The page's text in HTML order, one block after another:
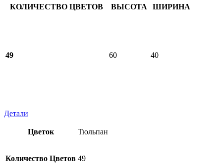
КОЛИЧЕСТВО ЦВЕТОВ ВЫСОТА ШИРИНА
49 60 40
Детали
Цветок Тюльпан
Количество Цветов 49